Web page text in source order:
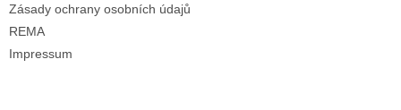
Zásady ochrany osobních údajů
REMA
Impressum